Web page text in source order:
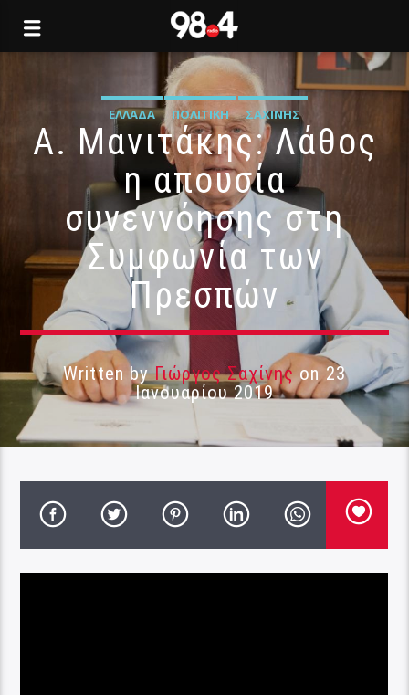
ΕΛΛΆΔΑ ΠΟΛΙΤΙΚΉ ΣΑΧΊΝΗΣ
Α. Μανιτάκης: Λάθος
η απουσία
συνεννόησης στη
Συμφωνία των
Πρεσπών
Written byΓιώργος Σαχίνηςon 23
Ιανουαρίου 2019